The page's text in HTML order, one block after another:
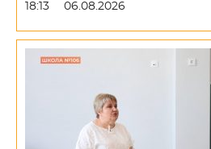
18:13 06.08.2026